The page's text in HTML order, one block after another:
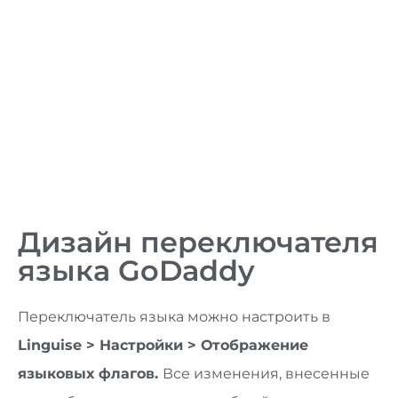
Дизайн переключателя
языка GoDaddy
Переключатель языка можно настроить в
Linguise > Настройки > Отображение
языковых флагов. Все изменения, внесенные